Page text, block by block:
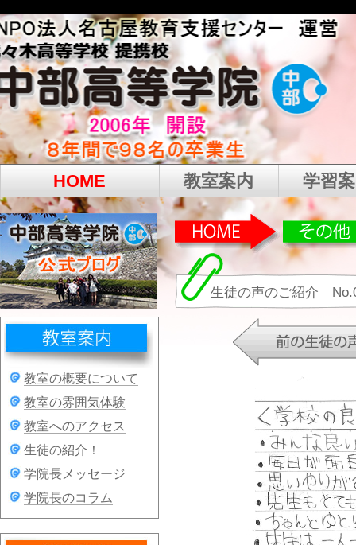
HOME 教室案内 学習
生徒の声のご紹介
教室の概要について
教室の雰囲気体験
教室へのアクセス
生徒の紹介！
学院長メッセージ
学院長のコラム